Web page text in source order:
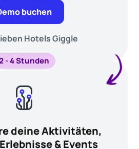
buchen
Hotels Giggle
- 4 Stunden
deine Aktivitäten,
& Events